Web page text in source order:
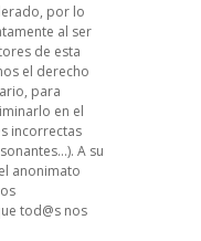
por lo
al ser
de esta
el derecho
para
en el
incorrectas
A su
anonimato
tod@s nos